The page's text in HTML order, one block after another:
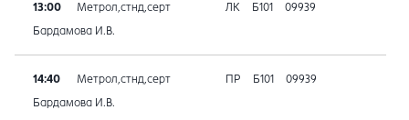
13:00 Метрол,стнд,серт ЛК Б101 09939
Бардамова И.В.
14:40 Метрол,стнд,серт ПР Б101 09939
Бардамова И.В.